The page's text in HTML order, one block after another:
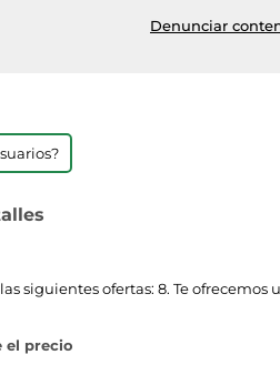
Denunciar
siguientes ofertas: 8. Te
el precio